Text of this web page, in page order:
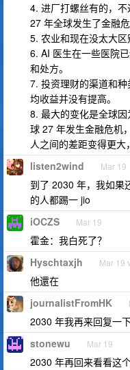
4. 进厂打螺丝有的，
27 年全球发生了金融
5. 农业和现在没太大区
6. AI 医生在一些医院
和处方。
7. 投资理财的渠道和
均收益并没有提高。
8. 最大的变化是全球
球 27 年发生金融危机
人之间的差距变得更大
listen2wind Mar 19
到了 2030 年，我如果
的人都踢一 jio
iOCZS Mar 19
霍金：我白死了？
Hyschtaxjh Mar 19
他還在
journalistFromHK
2030 年我再来回复一
stonewu Mar 19
2030 年再回来看看这